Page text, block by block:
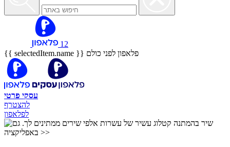
12
{{ selectedItem.name }} פלאפון לפני כולם
עסקי פרטי
להצטרף
לפלאפון